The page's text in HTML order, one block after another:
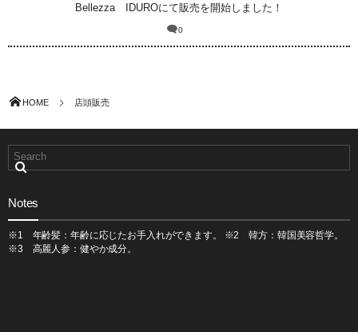
Bellezza IDUROにて販売を開始しました！
0
HOME 店頭販売
Notes
※1 年齢髪：年齢に応じたお手入れができます。 ※2 韓方：韓国美容哲学。
※3 高麗人参：健やか成分。